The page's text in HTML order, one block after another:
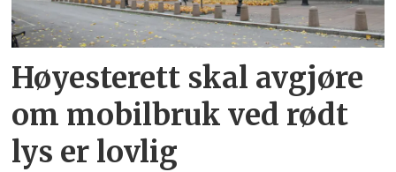
Høyesterett skal avgjøre
om mobilbruk ved rødt
lys er lovlig